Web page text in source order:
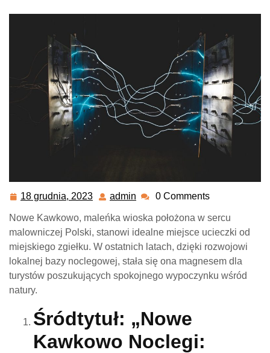
18 grudnia, 2023 18
grudnia,
admin admin0 Comments
Nowe Kawkowo, maleńka wioska położona w sercu
malowniczej Polski, stanowi idealne miejsce ucieczki od
miejskiego zgiełku. W ostatnich latach, dzięki rozwojowi
lokalnej bazy noclegowej, stała się ona magnesem dla
turystów poszukujących spokojnego wypoczynku wśród
natury.
Śródtytuł: „Nowe
Kawkowo Noclegi: